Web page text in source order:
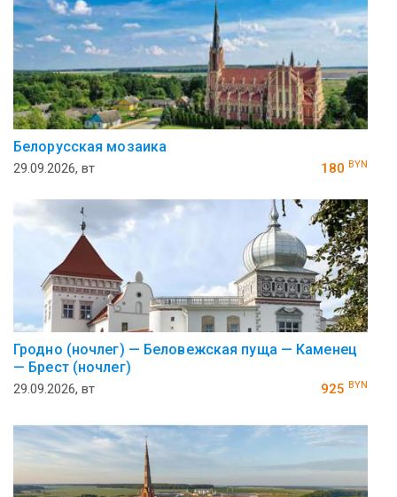
Белорусская мозаика
29.09.2026, вт 180 BYN
Гродно (ночлег) — Беловежская пуща — Каменец
— Брест (ночлег)
29.09.2026, вт 925 BYN